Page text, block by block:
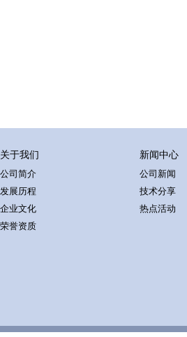
关于我们
公司简介
发展历程
企业文化
荣誉资质
新闻中心
公司新闻
技术分享
热点活动